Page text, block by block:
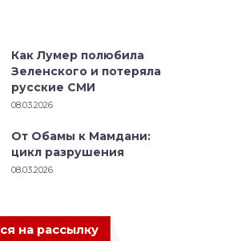
Как Лумер полюбила
Зеленского и потеряла
русские СМИ
08.03.2026
От Обамы к Мамдани:
цикл разрушения
08.03.2026
на рассылку